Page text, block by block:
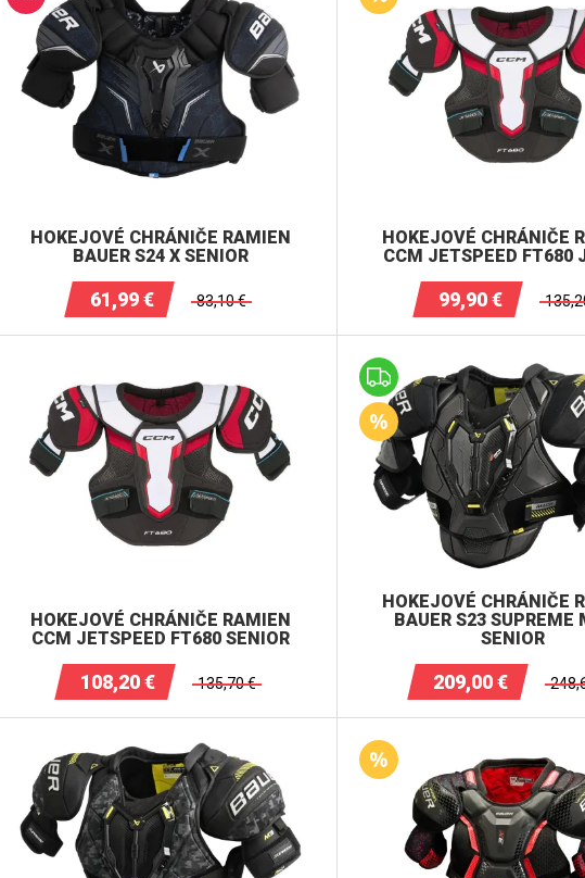
HOKEJOVÉ CHRÁNIČE RAMIEN
BAUER S24 X SENIOR
61,99€ 83,10€
HOKEJOVÉ CHRÁNIČE
CCM JETSPEED FT680
99,90€
HOKEJOVÉ CHRÁNIČE RAMIEN
CCM JETSPEED FT680 SENIOR
108,20€ 135,70€
HOKEJOVÉ CHRÁNIČE
BAUER S23 SUPREME
SENIOR
209,00€